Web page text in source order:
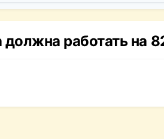
работать на